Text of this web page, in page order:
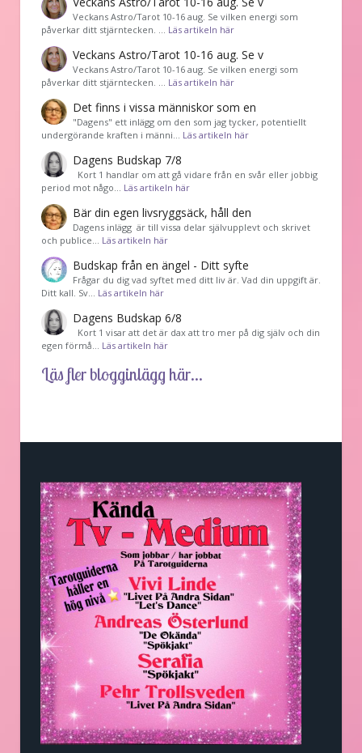
Veckans Astro/Tarot 10-16 aug. Se vilken energi som
påverkar ditt stjärntecken. … Läs artikeln här
Veckans Astro/Tarot 10-16 aug. Se v
Veckans Astro/Tarot 10-16 aug. Se vilken energi som
påverkar ditt stjärntecken. … Läs artikeln här
Det finns i vissa människor som en
"Dagens" ett inlägg om den som jag tycker, potentiellt
undergörande kraften i männi… Läs artikeln här
Dagens Budskap 7/8
Kort 1 handlar om att gå vidare från en svår eller jobbig
period mot någo… Läs artikeln här
Bär din egen livsryggsäck, håll den
Dagens inlägg är till vissa delar självupplevt och skrivet
och publice… Läs artikeln här
Budskap från en ängel - Ditt syfte
Frågar du dig vad syftet med ditt liv är. Vad din uppgift är.
Ditt kall. Sv… Läs artikeln här
Dagens Budskap 6/8
Kort 1 visar att det är dax att tro mer på dig själv och din
egen förmå… Läs artikeln här
Läs fler blogginlägg här...